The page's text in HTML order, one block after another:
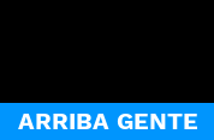
ARRIBA GENTE